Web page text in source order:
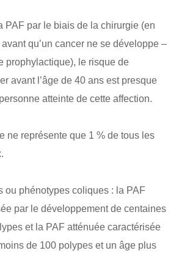
PAF par le biais de la chirurgie (en
qu’un cancer ne se développe –
prophylactique), le risque de
avant l’âge de 40 ans est presque
atteinte de cette affection.
ne représente que 1 % de tous les
ou phénotypes coliques : la PAF
par le développement de centaines
et la PAF atténuée caractérisée
de 100 polypes et un âge plus